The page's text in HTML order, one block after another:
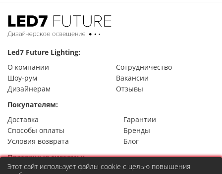
Led7 Future Lighting:
О компании
Сотрудничество
Шоу-рум
Вакансии
Дизайнерам
Отзывы
Покупателям:
Доставка
Гарантии
Способы оплаты
Бренды
Условия возврата
Блог
Платежные системы:
Этот сайт использует файлы cookie с целью повышения